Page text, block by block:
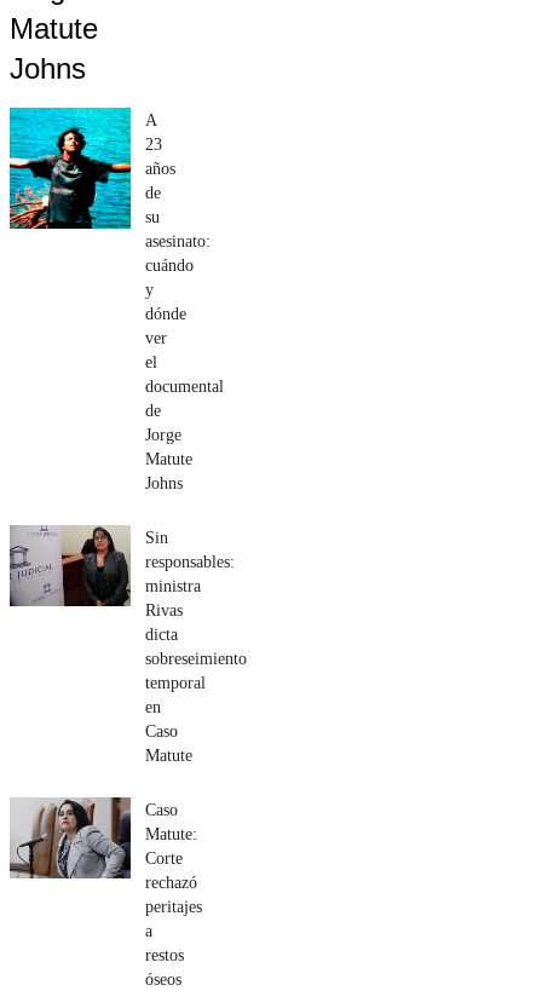
Matute
Johns
A
23
años
de
su
asesinato:
cuándo
y
dónde
ver
el
documental
de
Jorge
Matute
Johns
Sin
responsables:
ministra
Rivas
dicta
sobreseimiento
temporal
en
Caso
Matute
Caso
Matute:
Corte
rechazó
peritajes
a
restos
óseos